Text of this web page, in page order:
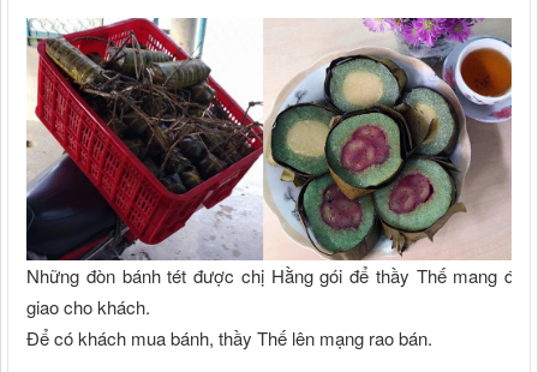
Những đòn bánh tét được chị Hằng gói để thầy Thế mang đi
giao cho khách.
Để có khách mua bánh, thầy Thế lên mạng rao bán.